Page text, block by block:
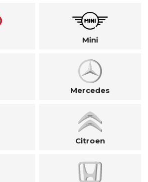
Mini
Mercedes
Citroen